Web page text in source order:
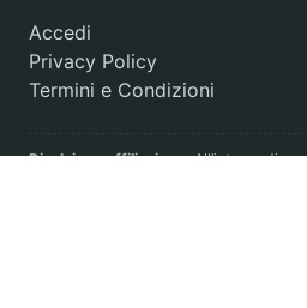
Accedi
Privacy Policy
Termini e Condizioni